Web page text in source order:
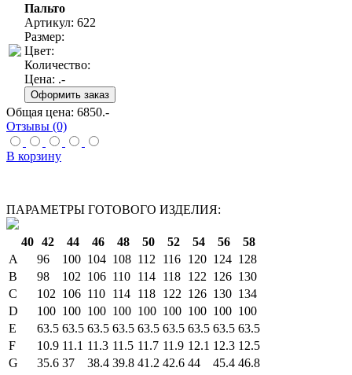
Пальто
Артикул: 622
Размер:
Цвет:
Количество:
Цена: .-
Общая цена: 6850.-
Отзывы (0)
В корзину
ПАРАМЕТРЫ ГОТОВОГО ИЗДЕЛИЯ:
40 42 44 46 48 50 52 54 56
58
A
96 100 104 108 112 116 120 124 128
B
98 102 106 110 114 118 122 126 130
C
102 106 110 114 118 122 126 130 134
D
100 100 100 100 100 100 100 100 100
E
63.5 63.5 63.5 63.5 63.5 63.5 63.5 63.5 63.5
F
10.9 11.1 11.3 11.5 11.7 11.9 12.1 12.3 12.5
G
35.6 37 38.4 39.8 41.2 42.6 44 45.4 46.8